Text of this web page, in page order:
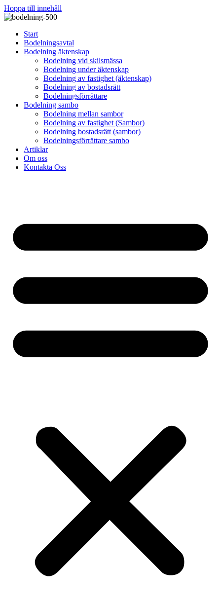
Hoppa till innehåll
Start
Bodelningsavtal
Bodelning äktenskap
Bodelning vid skilsmässa
Bodelning under äktenskap
Bodelning av fastighet (äktenskap)
Bodelning av bostadsrätt
Bodelningsförrättare
Bodelning sambo
Bodelning mellan sambor
Bodelning av fastighet (Sambor)
Bodelning bostadsrätt (sambor)
Bodelningsförrättare sambo
Artiklar
Om oss
Kontakta Oss